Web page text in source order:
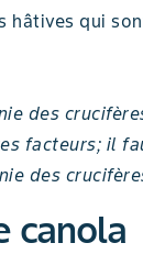
hâtives qui
des
facteurs; il
des
canola